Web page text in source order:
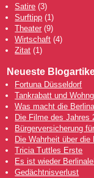
Satire (3)
Surftipp (1)
Theater (9)
Wirtschaft (4)
Zitat (1)
Neueste
Fortuna Düsseldorf
Tankrabatt und
Was macht die
Die Filme des Jahres
Bürgerversicherung
Die Wahrheit über
Tricia Tuttles Erste
Es ist wieder
Gedächtnisverlust